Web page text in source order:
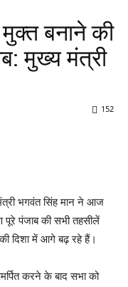
मुक्त बनाने की
मुख्य मंत्री
152
भगवंत सिंह मान ने आज
पंजाब की सभी तहसीलें
दिशा में आगे बढ़ रहे हैं।
करने के बाद सभा को